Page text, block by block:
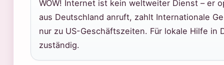
WOW! Internet ist kein weltweiter Dienst – er
aus Deutschland anruft, zahlt Internationale
nur zu US-Geschäftszeiten. Für lokale Hilfe
zuständig.